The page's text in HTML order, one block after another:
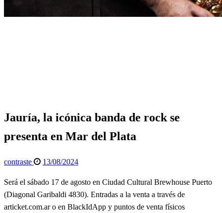
Jauría, la icónica banda de rock se
presenta en Mar del Plata
contraste
Publicado
13/08/2024
Será el sábado 17 de agosto en Ciudad Cultural Brewhouse Puerto
(Diagonal Garibaldi 4830). Entradas a la venta a través de
articket.com.ar o en BlackIdApp y puntos de venta físicos